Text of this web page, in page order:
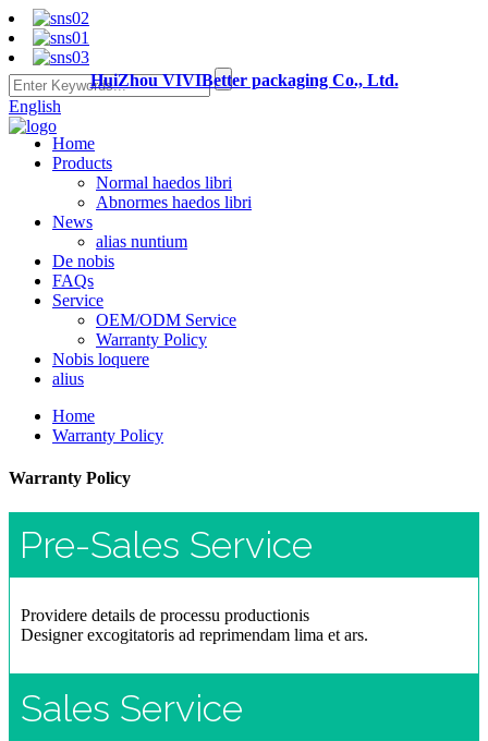
English
HuiZhou VIVIBetter packaging Co., Ltd.
Home
Products
Normal haedos libri
Abnormes haedos libri
News
alias nuntium
De nobis
FAQs
Service
OEM/ODM Service
Warranty Policy
Nobis loquere
alius
Home
Warranty Policy
Warranty Policy
Pre-Sales Service
Providere details de processu productionis
Designer excogitatoris ad reprimendam lima et ars.
Sales Service